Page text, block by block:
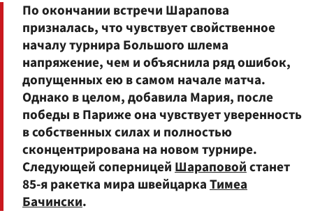
По окончании встречи Шарапова
призналась, что чувствует свойственное
началу турнира Большого шлема
напряжение, чем и объяснила ряд ошибок,
допущенных ею в самом начале матча.
Однако в целом, добавила Мария, после
победы в Париже она чувствует уверенность
в собственных силах и полностью
сконцентрирована на новом турнире.
Следующей соперницейШараповойстанет
85-я ракетка мира швейцаркаТимеа
Бачински.